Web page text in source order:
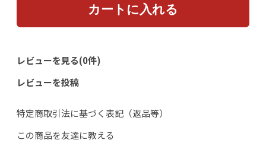
レビューを見る(0件)
レビューを投稿
特定商取引法に基づく表記（返品等）
この商品を友達に教える